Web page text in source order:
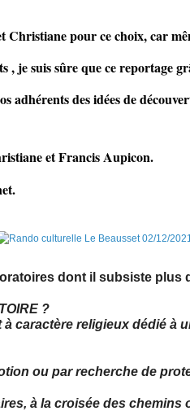
pour ce choix, car
, je suis sûre que ce reportage
adhérents des idées de
et Francis Aupicon.
dont il subsiste plus
?
à caractère religieux dédié à
ou par recherche de
à la croisée des chemins